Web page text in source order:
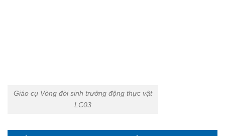
Giáo cụ Vòng đời sinh trưởng động thực vật
LC03